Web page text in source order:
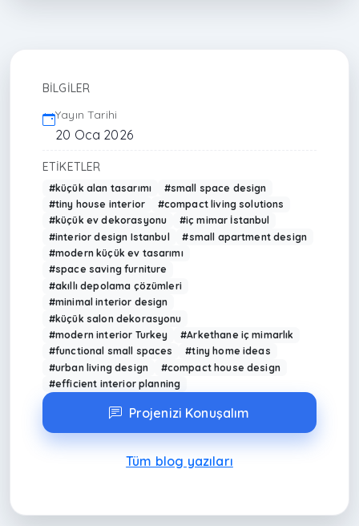
BILGILER
Yayın Tarihi
20 Oca 2026
ETIKETLER
#küçük alan tasarımı
#small space design
#tiny house interior
#compact living solutions
#küçük ev dekorasyonu
#iç mimar İstanbul
#interior design Istanbul
#small apartment design
#modern küçük ev tasarımı
#space saving furniture
#akıllı depolama çözümleri
#minimal interior design
#küçük salon dekorasyonu
#modern interior Turkey
#Arkethane iç mimarlık
#functional small spaces
#tiny home ideas
#urban living design
#compact house design
#efficient interior planning
Projenizi Konuşalım
Tüm blog yazıları